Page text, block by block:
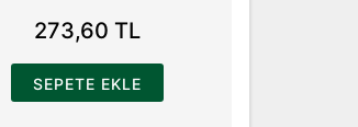
273,60 TL
SEPETE EKLE